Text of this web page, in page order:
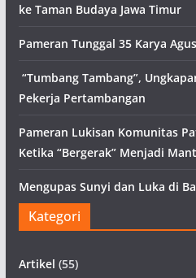
ke Taman Budaya Jawa Timur
Pameran Tunggal 35 Karya
“Tumbang Tambang”,
Pekerja Pertambangan
Pameran Lukisan Komunitas
Ketika “Bergerak” Menjadi
Mengupas Sunyi dan Luka di
Kategori
Artikel (55)